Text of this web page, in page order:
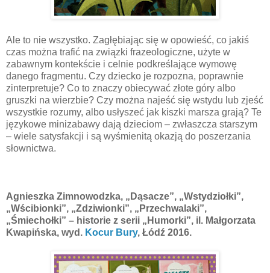
Ale to nie wszystko. Zagłębiając się w opowieść, co jakiś
czas można trafić na związki frazeologiczne, użyte w
zabawnym kontekście i celnie podkreślające wymowę
danego fragmentu. Czy dziecko je rozpozna, poprawnie
zinterpretuje? Co to znaczy obiecywać złote góry albo
gruszki na wierzbie? Czy można najeść się wstydu lub zjeść
wszystkie rozumy, albo usłyszeć jak kiszki marsza grają? Te
językowe minizabawy dają dzieciom – zwłaszcza starszym
– wiele satysfakcji i są wyśmienitą okazją do poszerzania
słownictwa.
Agnieszka Zimnowodzka, „Dąsacze”, „Wstydziołki”,
„Wścibionki”, „Zdziwionki”, „Przechwalaki”,
„Śmiechołki” – historie z serii „Humorki”, il. Małgorzata
Kwapińska, wyd. Kocur Bury, Łódź 2016.